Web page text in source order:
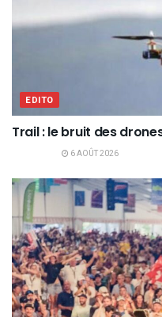
EDITO
Trail : le bruit des
6 AOÛT 2026